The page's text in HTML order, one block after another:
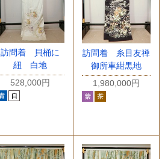
訪問着 貝桶に
紐 白地
528,000円
訪問着 糸目友禅
御所車紺黒地
1,980,000円